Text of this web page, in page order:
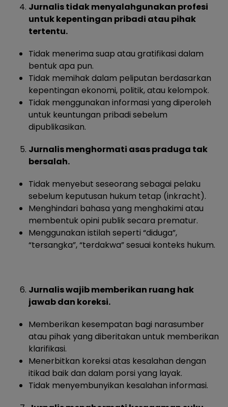
Jurnalis tidak menyalahgunakan profesi
untuk kepentingan pribadi atau pihak
tertentu.
Tidak menerima suap atau gratifikasi dalam
bentuk apa pun.
Tidak memihak dalam peliputan berdasarkan
kepentingan ekonomi, politik, atau kelompok.
Tidak menggunakan informasi yang diperoleh
untuk keuntungan pribadi sebelum
dipublikasikan.
Jurnalis menghormati asas praduga tak
bersalah.
Tidak menyebut seseorang sebagai pelaku
sebelum keputusan hukum tetap (inkracht).
Menghindari bahasa yang menghakimi atau
membentuk opini publik secara prematur.
Menggunakan istilah seperti “diduga”,
“tersangka”, “terdakwa” sesuai konteks hukum.
Jurnalis wajib memberikan ruang hak
jawab dan koreksi.
Memberikan kesempatan bagi narasumber
atau pihak yang diberitakan untuk memberikan
klarifikasi.
Menerbitkan koreksi atas kesalahan dengan
itikad baik dan dalam porsi yang layak.
Tidak menyembunyikan kesalahan informasi.